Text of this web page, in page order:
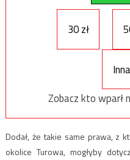
30 zł
Zobacz kto wparł
Dodał, że takie same prawa, z
okolice Turowa, mogłyby